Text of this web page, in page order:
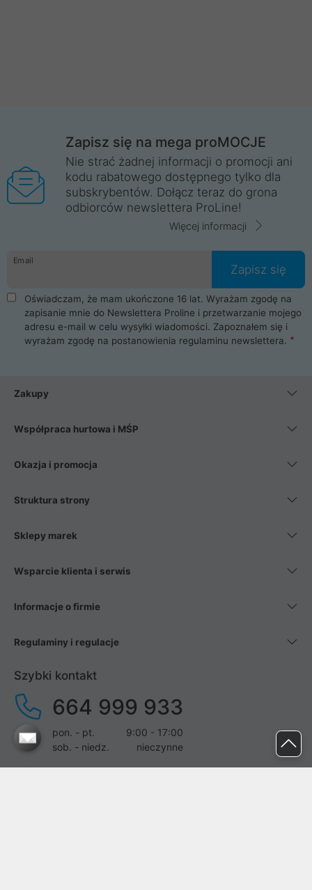
Zapisz się na mega proMOCJE
Nie strać żadnej informacji o promocji ani
kodu rabatowego dostępnego tylko dla
subskrybentów. Dołącz teraz do grona
odbiorców newslettera ProLine!
Więcej informacji
Email
Zapisz się
Oświadczam, że mam ukończone 16 lat. Wyrażam zgodę na
zapisanie mnie do Newslettera Proline i przetwarzanie mojego
adresu e-mail w celu wysyłki wiadomości. Zapoznałem się i
wyrażam zgodę na postanowienia regulaminu newslettera.
Zakupy
Współpraca hurtowa i MŚP
Okazja i promocja
Struktura strony
Sklepy marek
Wsparcie klienta i serwis
Informacje o firmie
Regulaminy i regulacje
Szybki kontakt
664 999 933
pon. - pt.
9:00 - 17:00
sob. - niedz.
nieczynne